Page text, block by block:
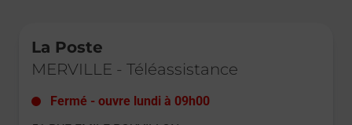
La Poste
MERVILLE - Téléassistance
Fermé - ouvre lundi à 09h00